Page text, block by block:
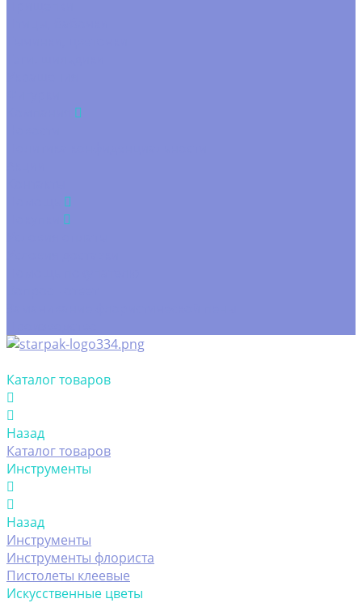
Каталог товаров
Назад
Каталог товаров
Инструменты
Назад
Инструменты
Инструменты флориста
Пистолеты клеевые
Искусственные цветы